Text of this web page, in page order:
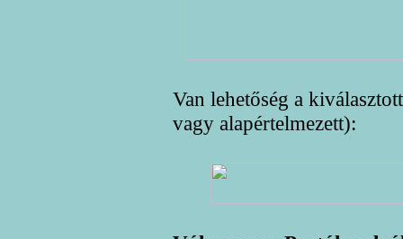
Van lehetőség a
vagy alapértelmezett):